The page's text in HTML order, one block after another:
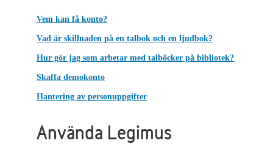
Vem kan få konto?
Vad är skillnaden på en talbok och en ljudbok?
Hur gör jag som arbetar med talböcker på bibliotek?
Skaffa demokonto
Hantering av personuppgifter
Använda Legimus